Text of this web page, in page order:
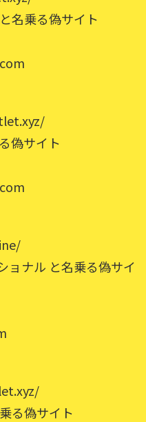
名乗る偽サイト
偽サイト
ョナル と名乗る偽サイ
る偽サイト